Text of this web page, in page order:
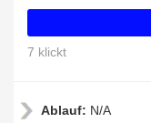
7 klickt
Ablauf: N/A